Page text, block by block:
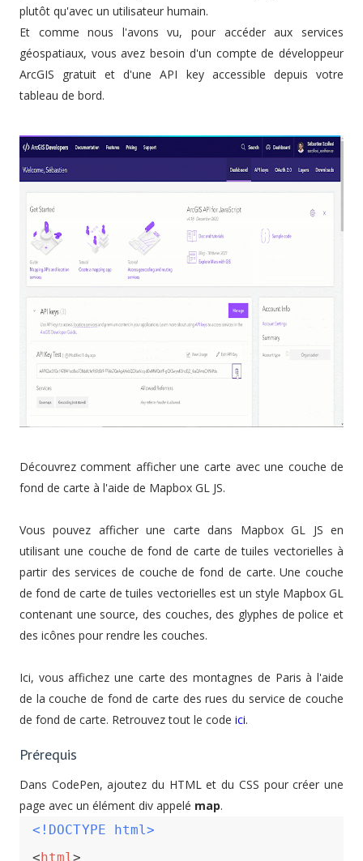
plutôt qu'avec un utilisateur humain.
Et comme nous l'avons vu, pour accéder aux services
géospatiaux, vous avez besoin d'un compte de développeur
ArcGIS gratuit et d'une API key accessible depuis votre
tableau de bord.
Découvrez comment afficher une carte avec une couche de
fond de carte à l'aide de Mapbox GL JS.
Vous pouvez afficher une carte dans Mapbox GL JS en
utilisant une couche de fond de carte de tuiles vectorielles à
partir des services de couche de fond de carte. Une couche
de fond de carte de tuiles vectorielles est un style Mapbox GL
contenant une source, des couches, des glyphes de police et
des icônes pour rendre les couches.
Ici, vous affichez une carte des montagnes de Paris à l'aide
de la couche de fond de carte des rues du service de couche
de fond de carte. Retrouvez tout le code ici.
Prérequis
Dans CodePen, ajoutez du HTML et du CSS pour créer une
page avec un élément div appelé map.
<!DOCTYPE html>
<html>